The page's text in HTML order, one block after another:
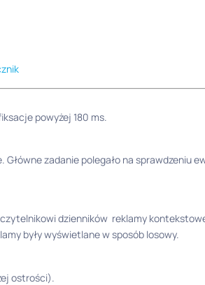
powyżej 180 ms.
zadanie polegało na sprawdzeniu
dzienników reklamy
były wyświetlane w sposób losowy.
ostrości).